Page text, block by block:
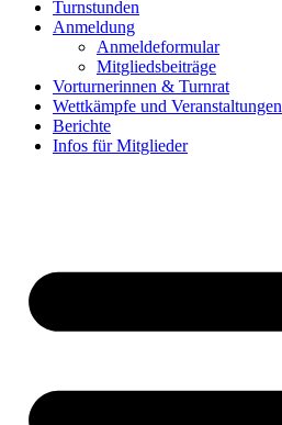
Turnstunden
Anmeldung
Anmeldeformular
Mitgliedsbeiträge
Vorturnerinnen & Turnrat
Wettkämpfe und Veranstaltungen
Berichte
Infos für Mitglieder